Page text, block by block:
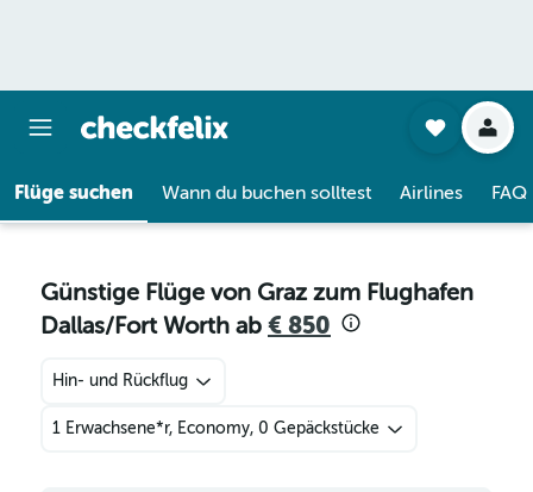
Flüge suchen Wann du buchen solltest Airlines FAQ
Günstige Flüge von Graz zum Flughafen
Dallas/Fort Worth ab € 850
Hin- und Rückflug
1 Erwachsene*r, Economy, 0 Gepäckstücke